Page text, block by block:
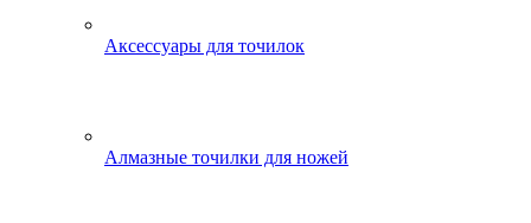
Аксессуары для точилок
Алмазные точилки для ножей